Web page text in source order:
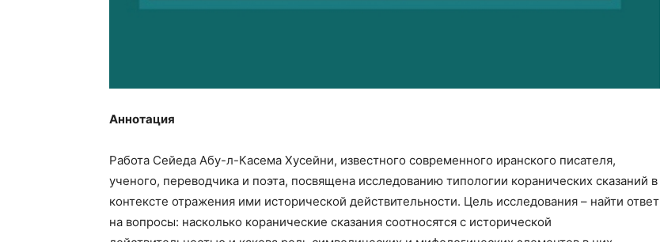
Аннотация
Работа Сейеда Абу-л-Касема Хусейни, известного современного иранского писателя,
ученого, переводчика и поэта, посвящена исследованию типологии коранических сказаний в
контексте отражения ими исторической действительности. Цель исследования – найти ответ
на вопросы: насколько коранические сказания соотносятся с исторической